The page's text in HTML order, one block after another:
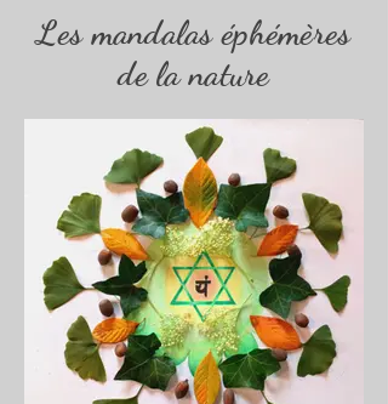
Les mandalas éphémères
de la nature